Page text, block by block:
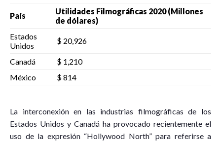
País
Utilidades Filmográficas 2020 (Millones
de dólares)
Estados
Unidos
$ 20,926
Canadá
$ 1,210
México
$ 814
La interconexión en las industrias filmográficas de los
Estados Unidos y Canadá ha provocado recientemente el
uso de la expresión “Hollywood North” para referirse a